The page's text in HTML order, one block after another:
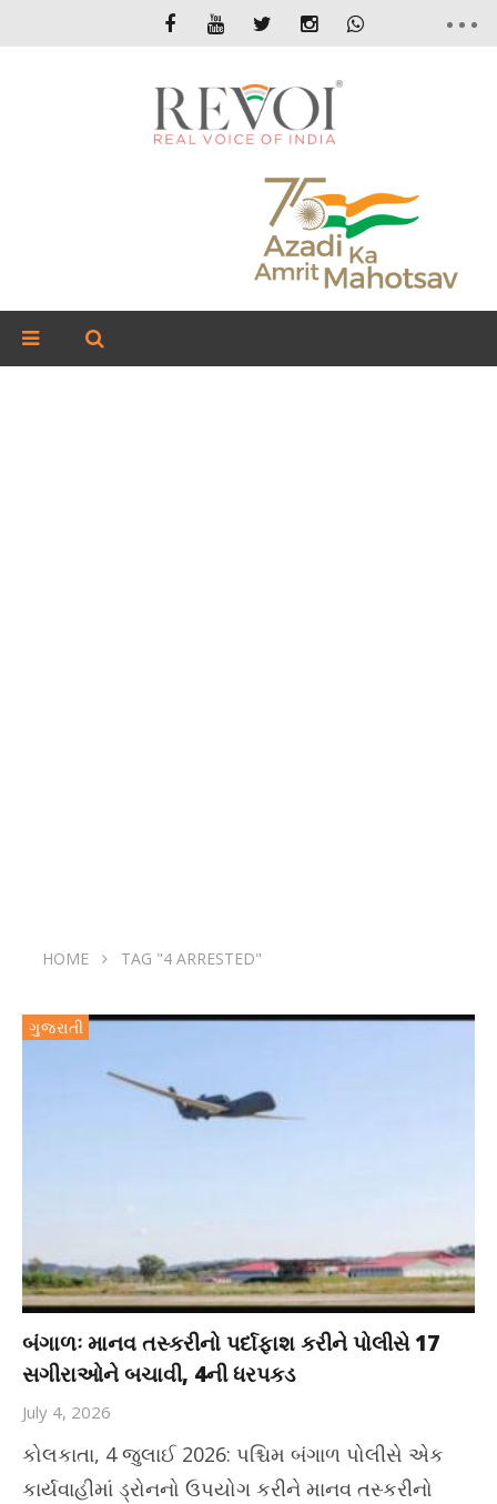
HOME TAG "4 ARRESTED"
ગુજરાતી
બંગાળઃ માનવ તસ્કરીનો પર્દાફાશ કરીને પોલીસે 17
સગીરાઓને બચાવી, 4ની ધરપકડ
July 4, 2026
કોલકાતા, 4 જુલાઈ 2026: પશ્ચિમ બંગાળ પોલીસે એક
કાર્યવાહીમાં ડ્રોનનો ઉપયોગ કરીને માનવ તસ્કરીનો